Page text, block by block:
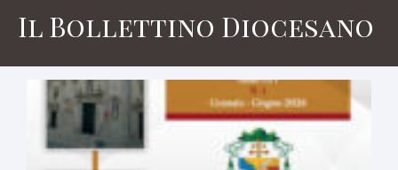
Il Bollettino Diocesano